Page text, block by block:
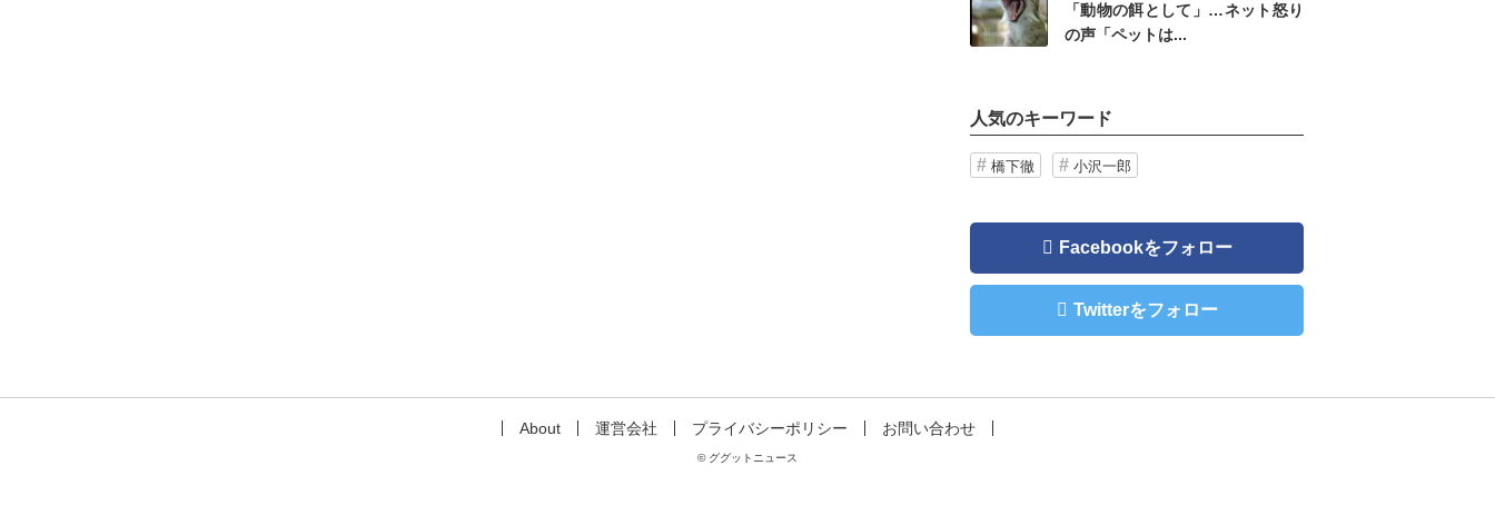
「動物の餌として」…ネット怒り
の声「ペットは...
人気のキーワード
橋下徹 小沢一郎
Facebookをフォロー
Twitterをフォロー
About 運営会社 プライバシーポリシー お問い合わせ
© ググットニュース